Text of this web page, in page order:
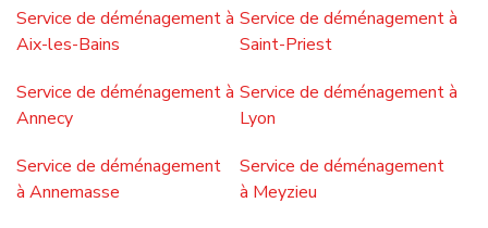
Réponse très rapide
Une question spécifique ?